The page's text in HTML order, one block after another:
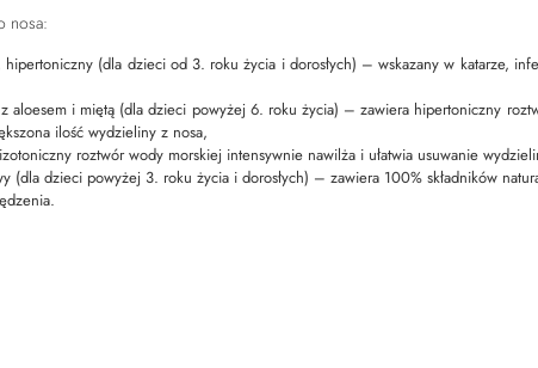
nosa:
(dla dzieci od 3. roku życia i dorosłych) – wskazany w katarze,
aloesem i miętą (dla dzieci powyżej 6. roku życia) – zawiera hipertoniczny
ilość wydzieliny z nosa,
roztwór wody morskiej intensywnie nawilża i ułatwia usuwanie
(dla dzieci powyżej 3. roku życia i dorosłych) – zawiera 100% składników